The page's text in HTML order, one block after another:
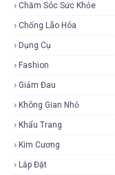
Chăm Sóc Sức Khỏe
Chống Lão Hóa
Dụng Cụ
Fashion
Giảm Đau
Không Gian Nhỏ
Khẩu Trang
Kim Cương
Lắp Đặt